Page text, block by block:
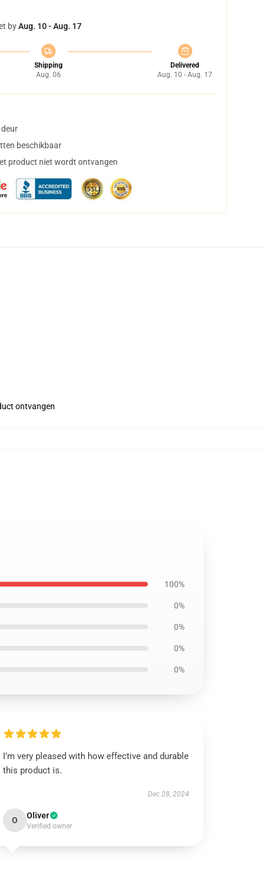
byAug. 10 - Aug. 17
Shipping
Aug. 06
Delivered
Aug. 10 - Aug. 17
beschikbaar
product niet wordt ontvangen
ontvangen
100%
0%
0%
0%
0%
I’m very pleased with how effective and durable
this product is.
Dec 28, 2024
O Oliver
Verified owner